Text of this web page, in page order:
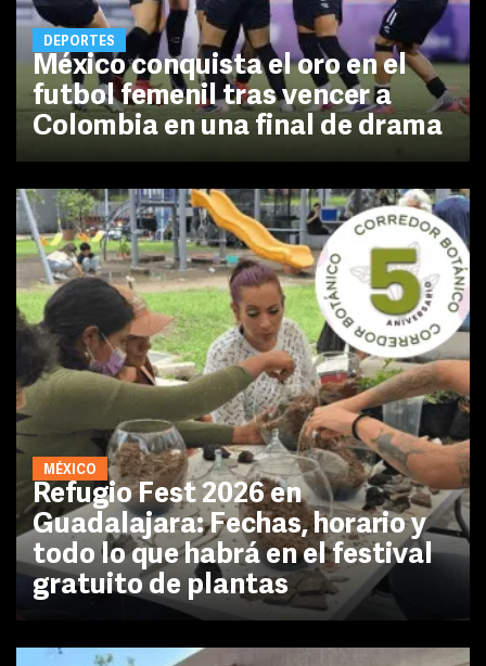
DEPORTES
México conquista el oro en el
futbol femenil tras vencer a
Colombia en una final de drama
MÉXICO
Refugio Fest 2026 en
Guadalajara: Fechas, horario y
todo lo que habrá en el festival
gratuito de plantas